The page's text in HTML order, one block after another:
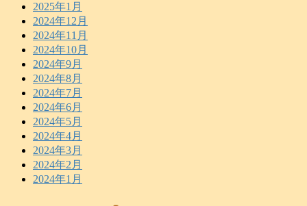
2025年1月
2024年12月
2024年11月
2024年10月
2024年9月
2024年8月
2024年7月
2024年6月
2024年5月
2024年4月
2024年3月
2024年2月
2024年1月